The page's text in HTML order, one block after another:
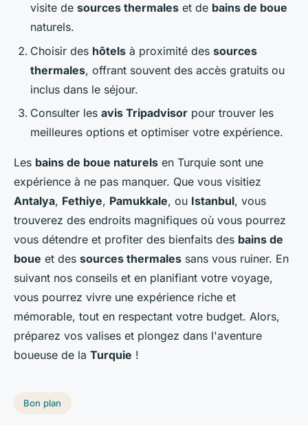
visite de sources thermales et de bains de boue
naturels.
Choisir des hôtels à proximité des sources
thermales, offrant souvent des accès gratuits ou
inclus dans le séjour.
Consulter les avis Tripadvisor pour trouver les
meilleures options et optimiser votre expérience.
Les bains de boue naturels en Turquie sont une
expérience à ne pas manquer. Que vous visitiez
Antalya, Fethiye, Pamukkale, ou Istanbul, vous
trouverez des endroits magnifiques où vous pourrez
vous détendre et profiter des bienfaits des bains de
boue et des sources thermales sans vous ruiner. En
suivant nos conseils et en planifiant votre voyage,
vous pourrez vivre une expérience riche et
mémorable, tout en respectant votre budget. Alors,
préparez vos valises et plongez dans l'aventure
boueuse de la Turquie !
Bon plan